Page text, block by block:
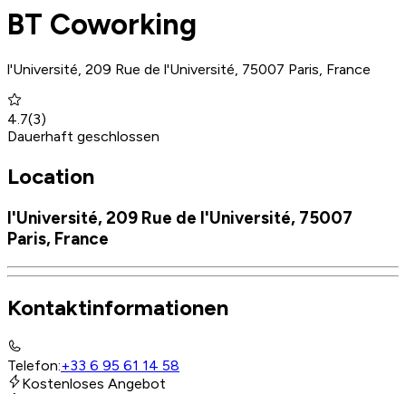
BT Coworking
l'Université, 209 Rue de l'Université, 75007 Paris, France
4.7(3)
Dauerhaft geschlossen
Location
l'Université, 209 Rue de l'Université, 75007
Paris, France
Kontaktinformationen
Telefon:+33 6 95 61 14 58
Kostenloses Angebot